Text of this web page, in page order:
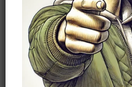
Ismerjük meg a